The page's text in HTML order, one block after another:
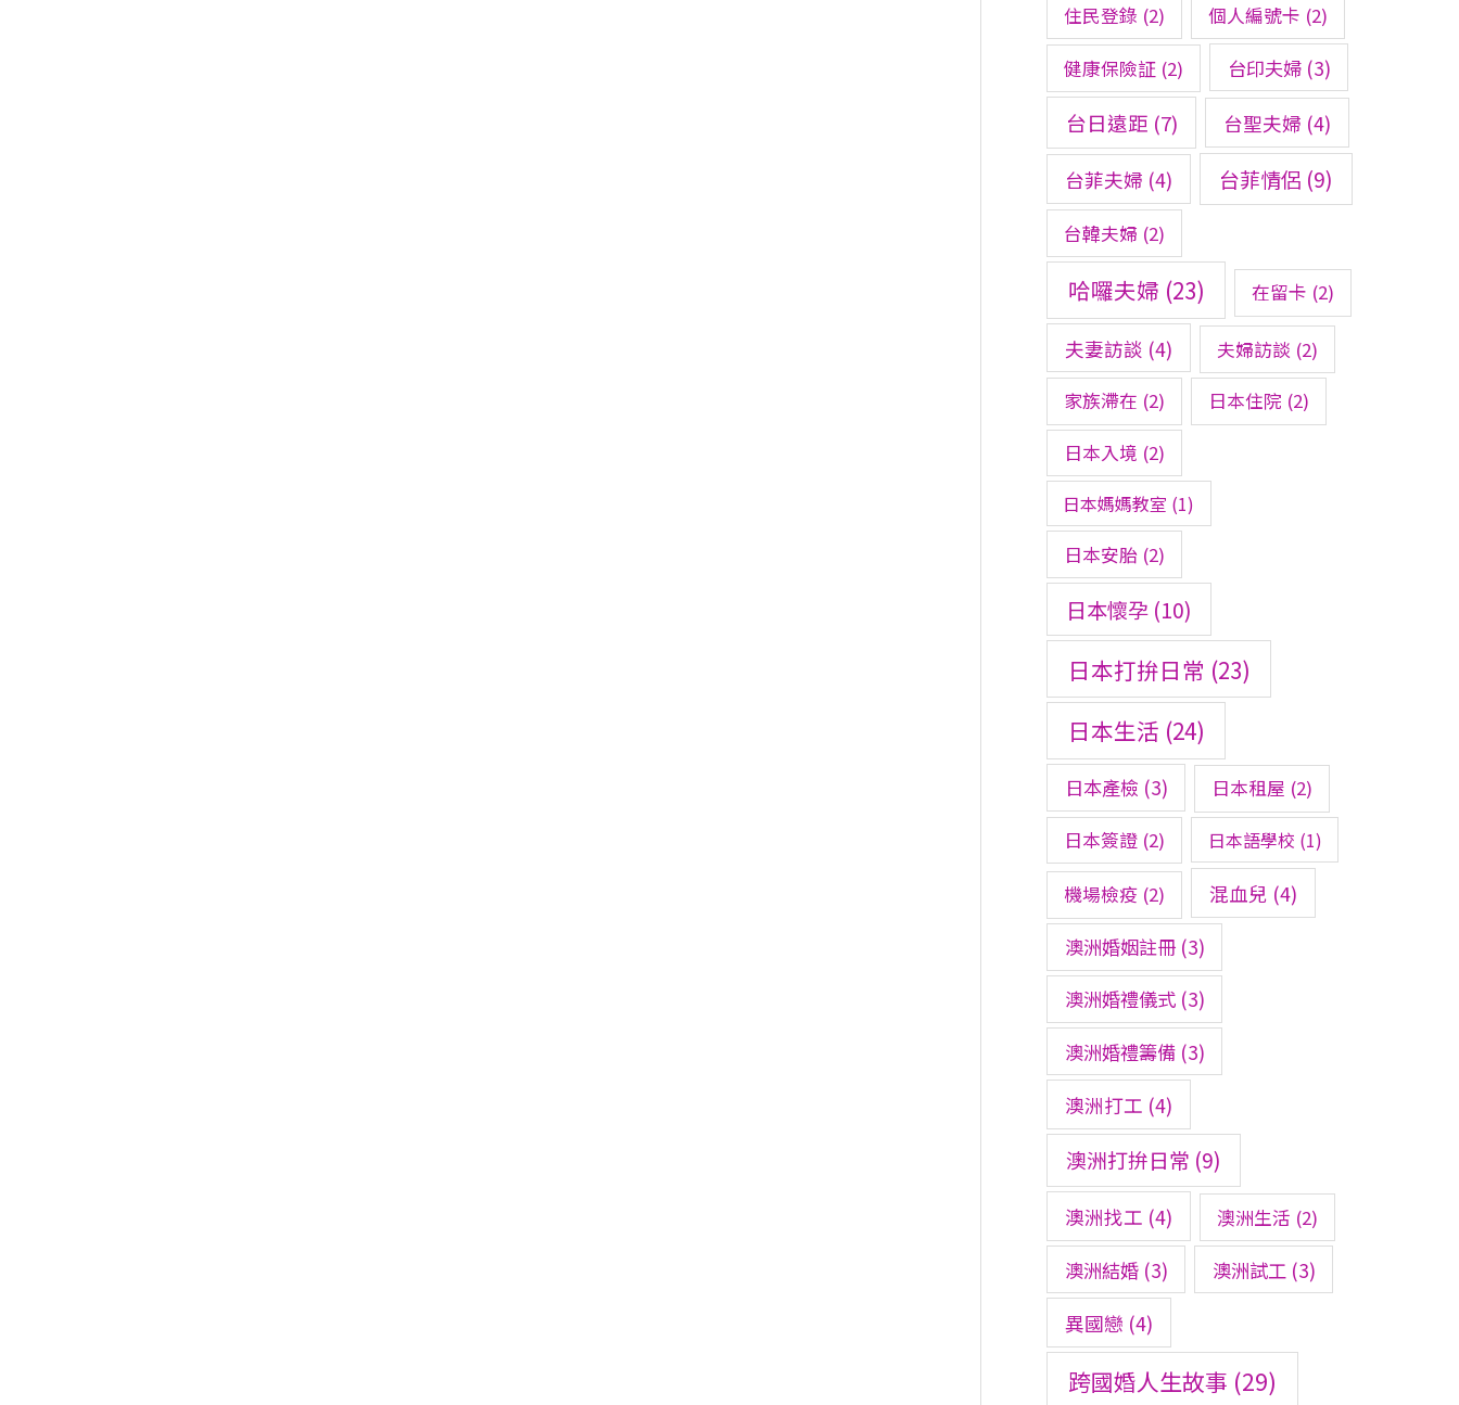
住民登錄 (2) 個人編號卡 (2)
健康保險証 (2) 台印夫婦(3)
台日遠距 (7) 台聖夫婦 (4)
台菲夫婦 (4) 台菲情侶 (9)
台韓夫婦 (2)
哈囉夫婦 (23) 在留卡 (2)
夫妻訪談 (4) 夫婦訪談 (2)
家族滯在 (2) 日本住院 (2)
日本入境 (2)
日本媽媽教室 (1)
日本安胎 (2)
日本懷孕 (10)
日本打拚日常 (23)
日本生活 (24)
日本產檢 (3) 日本租屋 (2)
日本簽證 (2) 日本語學校 (1)
機場檢疫 (2) 混血兒 (4)
澳洲婚姻註冊(3)
澳洲婚禮儀式(3)
澳洲婚禮籌備(3)
澳洲打工 (4)
澳洲打拚日常 (9)
澳洲找工 (4) 澳洲生活 (2)
澳洲結婚(3) 澳洲試工 (3)
異國戀 (4)
跨國婚人生故事 (29)